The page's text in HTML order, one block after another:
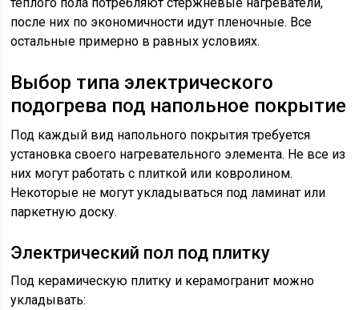
после них по экономичности идут пленочные. Все
остальные примерно в равных условиях.
Выбор типа электрического
подогрева под напольное покрытие
Под каждый вид напольного покрытия требуется
установка своего нагревательного элемента. Не все из
них могут работать с плиткой или ковролином.
Некоторые не могут укладываться под ламинат или
паркетную доску.
Электрический пол под плитку
Под керамическую плитку и керамогранит можно
укладывать: